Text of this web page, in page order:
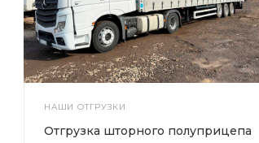
НАШИ ОТГРУЗКИ
Отгрузка шторного полуприцепа